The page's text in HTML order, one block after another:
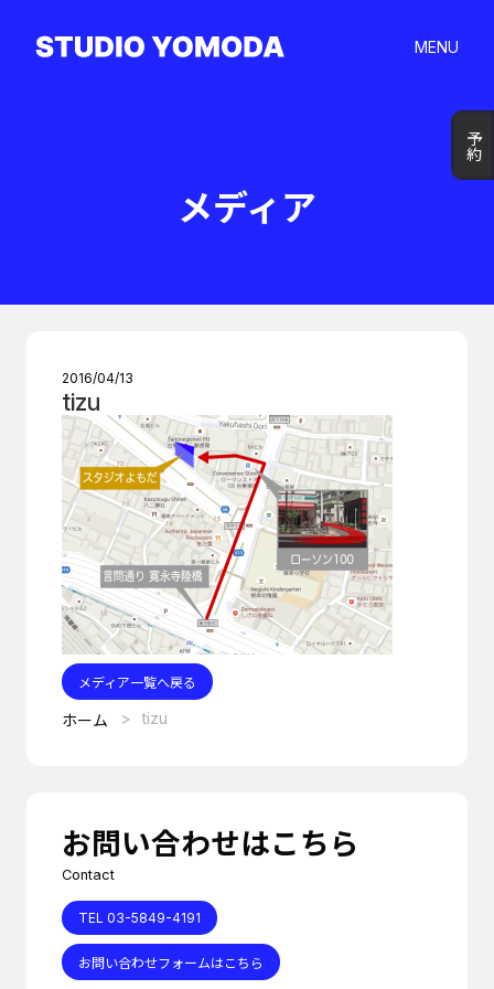
MENU
予約
予約
メディア
2016/04/13
tizu
メディア一覧へ戻る
ホーム tizu
お問い合わせはこちら
Contact
TEL 03-5849-4191
お問い合わせフォームはこちら